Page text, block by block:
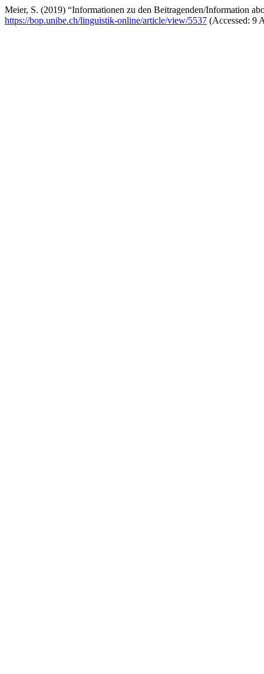
Meier, S. (2019) “Informationen zu den Beitragenden/Information
https://bop.unibe.ch/linguistik-online/article/view/5537 (Accessed: 9